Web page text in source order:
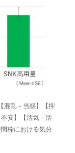
混乱－当惑】【抑
安】【活気－活
枠における気分